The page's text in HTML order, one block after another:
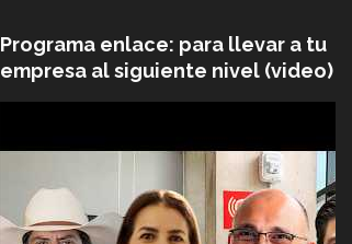
Programa enlace: para llevar a tu
empresa al siguiente nivel (video)